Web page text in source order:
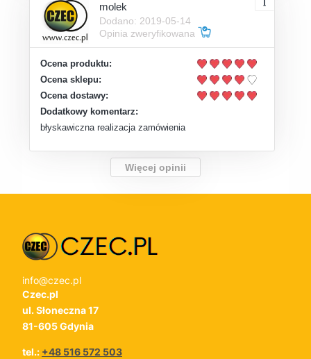
molek
Dodano: 2019-05-14
Opinia zweryfikowana
Ocena produktu:
Ocena sklepu:
Ocena dostawy:
Dodatkowy komentarz:
błyskawiczna realizacja zamówienia
Więcej opinii
info@czec.pl
Czec.pl
ul. Słoneczna 17
81-605 Gdynia
tel.: +48 516 572 503